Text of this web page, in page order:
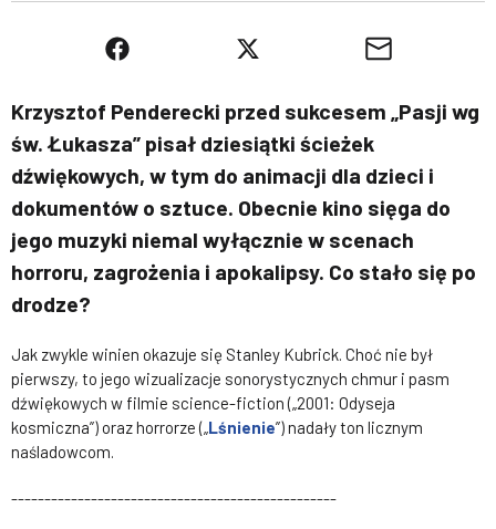
Krzysztof Penderecki przed sukcesem „Pasji wg
św. Łukasza” pisał dziesiątki ścieżek
dźwiękowych, w tym do animacji dla dzieci i
dokumentów o sztuce. Obecnie kino sięga do
jego muzyki niemal wyłącznie w scenach
horroru, zagrożenia i apokalipsy. Co stało się po
drodze?
Jak zwykle winien okazuje się Stanley Kubrick. Choć nie był
pierwszy, to jego wizualizacje sonorystycznych chmur i pasm
dźwiękowych w filmie science-fiction („2001: Odyseja
kosmiczna”) oraz horrorze („ Lśnienie”) nadały ton licznym
naśladowcom.
-------------------------------------------------